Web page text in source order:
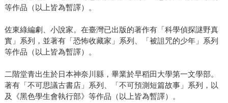
等作品（以上皆為暫譯）。
佐東綠編劇、小說家。在臺灣已出版的著作有「科學偵探謎野真
實」系列，並著有「恐怖收藏家」系列、「被詛咒的少年」系列
等作品（以上皆為暫譯）。
二階堂青出生於日本神奈川縣，畢業於早稻田大學第一文學部。
著有「不可思議古書店」系列、「不可預測短篇故事」系列，以
及《黑色學生會執行部》等作品（以上皆為暫譯）。